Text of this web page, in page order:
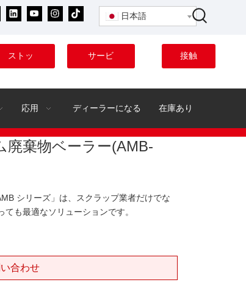
日本語
ストッ サービ 接触
応用 ディーラーになる 在庫あり
廃棄物ベーラー(AMB-
シリーズ」は、スクラップ業者だけでな
も最適なソリューションです。
合わせ